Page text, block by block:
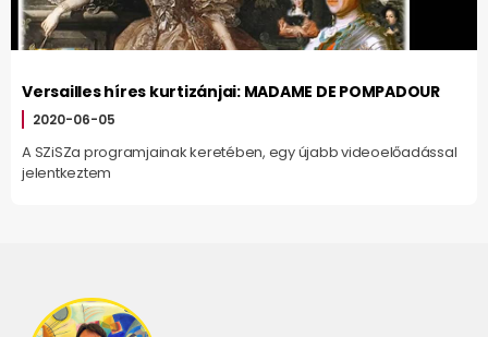
Versailles híres kurtizánjai: MADAME DE POMPADOUR
2020-06-05
A SZiSZa programjainak keretében, egy újabb videoelőadással
jelentkeztem